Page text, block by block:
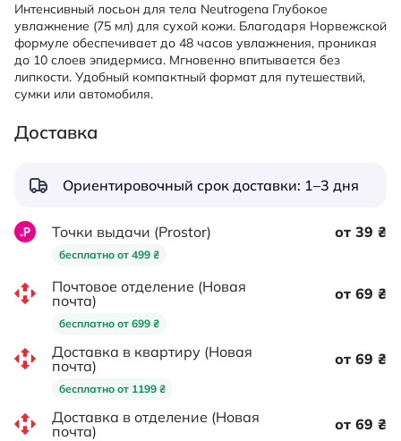
Интенсивный лосьон для тела Neutrogena Глубокое
увлажнение (75 мл) для сухой кожи. Благодаря Норвежской
формуле обеспечивает до 48 часов увлажнения, проникая
до 10 слоев эпидермиса. Мгновенно впитывается без
липкости. Удобный компактный формат для путешествий,
сумки или автомобиля.
Доставка
Ориентировочный срок доставки: 1–3 дня
Точки выдачи (Prostor)
бесплатно от 499 ₴
от 39 ₴
Почтовое отделение (Новая
почта)
бесплатно от 699 ₴
от 69 ₴
Доставка в квартиру (Новая
почта)
бесплатно от 1199 ₴
от 69 ₴
Доставка в отделение (Новая
почта)
от 69 ₴